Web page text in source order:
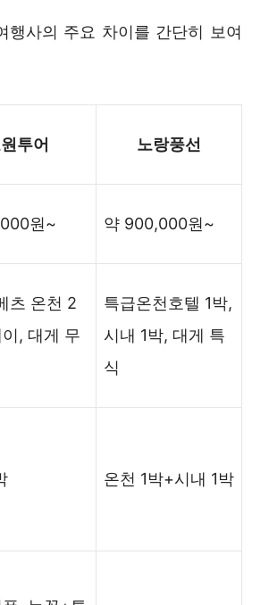
행사의 주요 차이를 간단히 보여
투어 노랑풍선
원~ 약 900,000원~
츠 온천 2
, 대게 무
특급온천호텔 1박,
시내 1박, 대게 특
식
온천 1박+시내 1박